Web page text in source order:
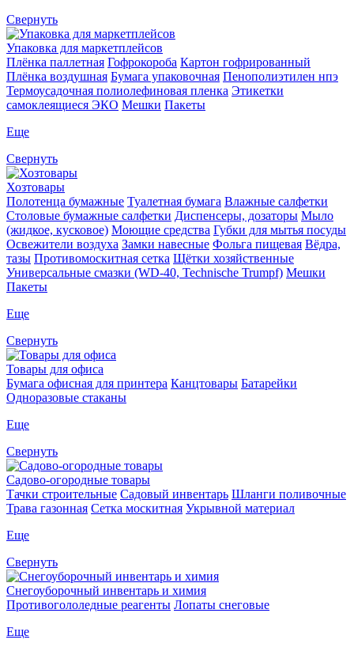
Свернуть
Упаковка для маркетплейсов
Плёнка паллетная Гофрокороба Картон гофрированный
Плёнка воздушная Бумага упаковочная Пенополиэтилен нпэ
Термоусадочная полиолефиновая пленка Этикетки
самоклеящиеся ЭКО Мешки Пакеты
Еще
Свернуть
Хозтовары
Полотенца бумажные Туалетная бумага Влажные салфетки
Столовые бумажные салфетки Диспенсеры, дозаторы Мыло
(жидкое, кусковое) Моющие средства Губки для мытья посуды
Освежители воздуха Замки навесные Фольга пищевая Вёдра,
тазы Противомоскитная сетка Щётки хозяйственные
Универсальные смазки (WD-40, Technische Trumpf) Мешки
Пакеты
Еще
Свернуть
Товары для офиса
Бумага офисная для принтера Канцтовары Батарейки
Одноразовые стаканы
Еще
Свернуть
Садово-огородные товары
Тачки строительные Садовый инвентарь Шланги поливочные
Трава газонная Сетка москитная Укрывной материал
Еще
Свернуть
Снегоуборочный инвентарь и химия
Противогололедные реагенты Лопаты снеговые
Еще